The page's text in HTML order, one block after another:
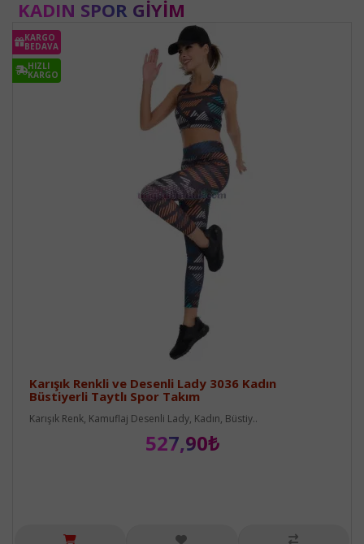
KADIN SPOR GIYIM
KARGO
BEDAVA
HIZLI
KARGO
Karışık Renkli ve Desenli Lady 3036 Kadın
Büstiyerli Taytlı Spor Takım
Karışık Renk, Kamuflaj Desenli Lady, Kadın, Büstiy..
527,90₺